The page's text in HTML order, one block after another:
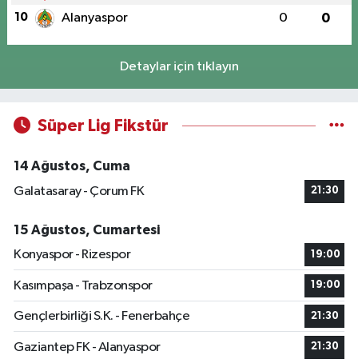
10 Alanyaspor 0 0
Detaylar için tıklayın
Süper Lig Fikstür
14 Ağustos, Cuma
Galatasaray - Çorum FK
21:30
15 Ağustos, Cumartesi
Konyaspor - Rizespor
19:00
Kasımpaşa - Trabzonspor 19:00
Gençlerbirliği S.K. - Fenerbahçe 21:30
Gaziantep FK - Alanyaspor 21:30